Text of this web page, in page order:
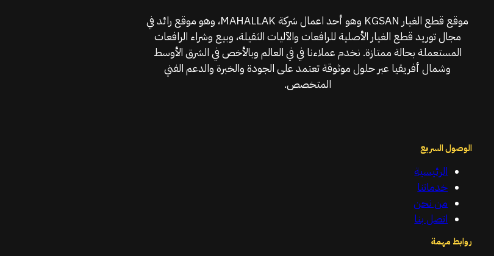
موقع قطع الغيار KGSAN وهو أحد اعمال شركة MAHALLAK، وهو موقع رائد في
مجال توريد قطع الغيار الأصلية للرافعات والآليات الثقيلة، وبيع وشراء الرافعات
المستعملة بحالة ممتازة. نخدم عملاءنا في في العالم وبالأخص في الشرق الأوسط
وشمال أفريقيا عبر حلول موثوقة تعتمد على الجودة والخبرة والدعم الفني
المتخصص.
الوصول السريع
الرئيسية
خدماتنا
من نحن
اتصل بنا
روابط مهمة